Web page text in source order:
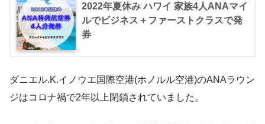
2022年夏休み ハワイ 家族4人ANAマイ
ルでビジネス＋ファーストクラスで発
券
ダニエル.K.イノウエ国際空港(ホノルル空港)のANAラウン
ジはコロナ禍で2年以上閉鎖されていました。